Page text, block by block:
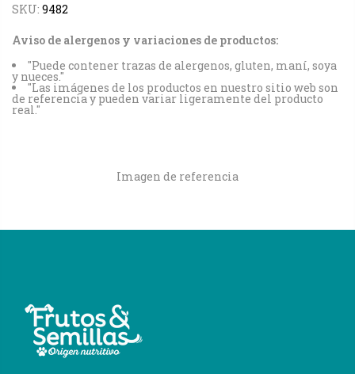
SKU: 9482
Aviso de alergenos y variaciones de productos:
"Puede contener trazas de alergenos, gluten, maní, soya
y nueces."
"Las imágenes de los productos en nuestro sitio web son
de referencia y pueden variar ligeramente del producto
real."
Imagen de referencia